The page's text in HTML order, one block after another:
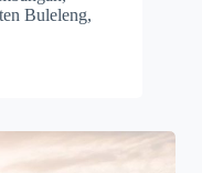
Buleleng,